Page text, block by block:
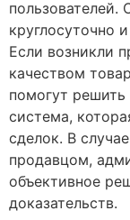
пользователей.
круглосуточно
Если возникли
качеством
помогут
система,
сделок. В
продавцом,
объективное
доказательств.